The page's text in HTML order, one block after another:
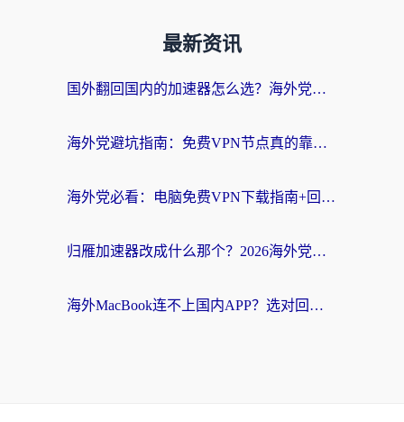
最新资讯
国外翻回国内的加速器怎么选？海外党亲测实用指南，告别地域限制
海外党避坑指南：免费VPN节点真的靠谱吗？教你选对回国加速器无缝访问国内资源
海外党必看：电脑免费VPN下载指南+回国加速器选择全攻略，告别地区限制
归雁加速器改成什么那个？2026海外党回国加速全攻略：告别地区限制，轻松刷剧玩游戏
海外MacBook连不上国内APP？选对回国VPN，告别地区限制的烦恼